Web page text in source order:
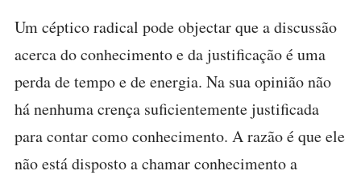
Um céptico radical pode objectar que a discussão
acerca do conhecimento e da justificação é uma
perda de tempo e de energia. Na sua opinião não
há nenhuma crença suficientemente justificada
para contar como conhecimento. A razão é que ele
não está disposto a chamar conhecimento a